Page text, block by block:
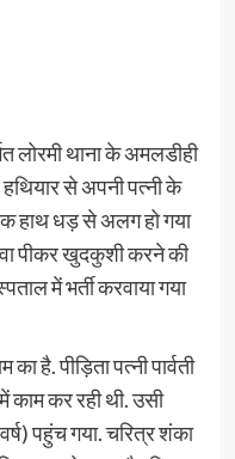
लोरमी थाना के अमलडीही
से अपनी पत्नी के
हाथ धड़ से अलग हो गया
पीकर खुदकुशी करने की
में भर्ती करवाया गया
है. पीड़िता पत्नी पार्वती
काम कर रही थी. उसी
पहुंच गया. चरित्र शंका